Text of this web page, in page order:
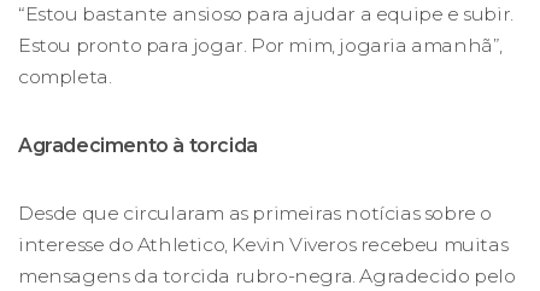
“Estou bastante ansioso para ajudar a equipe e subir.
Estou pronto para jogar. Por mim, jogaria amanhã”,
completa.
Agradecimento à torcida
Desde que circularam as primeiras notícias sobre o
interesse do Athletico, Kevin Viveros recebeu muitas
mensagens da torcida rubro-negra. Agradecido pelo